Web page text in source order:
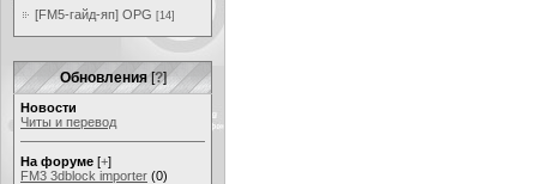
[FM5-гайд-яп] OPG [14]
Обновления [?]
Новости
Читы и перевод
На форуме [+]
FM3 3dblock importer (0)